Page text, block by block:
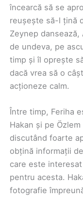
încearcă să se
reușește să-l țină
Zeynep
de undeva, pe
timp și îl oprește
dacă vrea să o
acționeze calm.
Între timp, Feriha
Hakan și pe
discutând foarte
obțină informații
care este
pentru acesta.
fotografie